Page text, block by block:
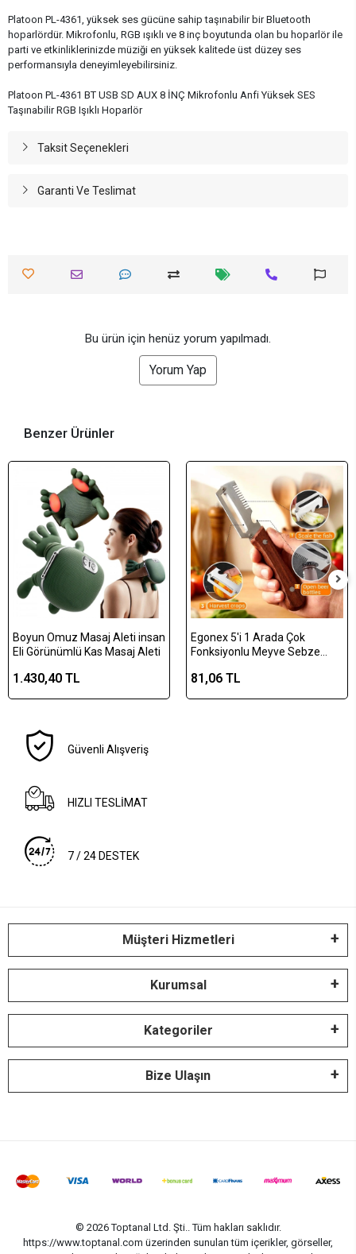
Platoon PL-4361, yüksek ses gücüne sahip taşınabilir bir Bluetooth
hoparlördür. Mikrofonlu, RGB ışıklı ve 8 inç boyutunda olan bu hoparlör ile
parti ve etkinliklerinizde müziği en yüksek kalitede üst düzey ses
performansıyla deneyimleyebilirsiniz.
Platoon PL-4361 BT USB SD AUX 8 İNÇ Mikrofonlu Anfi Yüksek SES
Taşınabilir RGB Işıklı Hoparlör
Taksit Seçenekleri
Garanti Ve Teslimat
Bu ürün için henüz yorum yapılmadı.
Yorum Yap
Benzer Ürünler
Boyun Omuz Masaj Aleti insan
Eli Görünümlü Kas Masaj Aleti
1.430,40 TL
Egonex 5'i 1 Arada Çok
Fonksiyonlu Meyve Sebze
Şişe Açacağı – Ahşap Saplı
81,06 TL
Güvenli Alışveriş
HIZLI TESLİMAT
7 / 24 DESTEK
Müşteri Hizmetleri
Kurumsal
Kategoriler
Bize Ulaşın
© 2026 Toptanal Ltd. Şti.. Tüm hakları saklıdır.
https://www.toptanal.com üzerinden sunulan tüm içerikler, görseller,